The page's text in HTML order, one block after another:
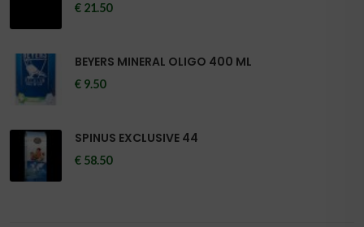
€ 21.50
BEYERS MINERAL OLIGO 400 ML
€ 9.50
SPINUS EXCLUSIVE 44
€ 58.50